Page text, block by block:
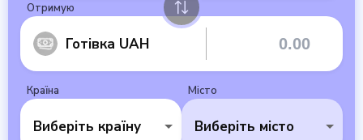
Отримую
Готівка UAH
Країна
Виберіть країну
Місто
Виберіть місто